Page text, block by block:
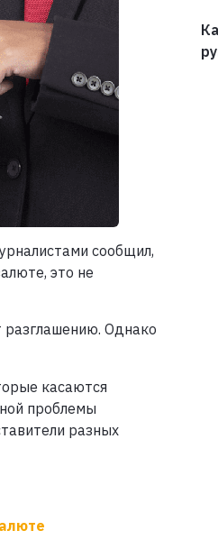
сообщил,
это не
разглашению. Однако
касаются
проблемы
разных